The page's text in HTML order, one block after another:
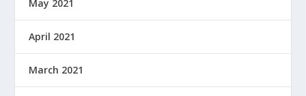
May 2021
April 2021
March 2021